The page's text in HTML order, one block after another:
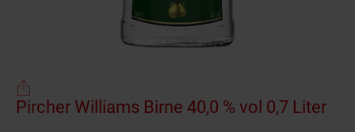
Pircher Williams Birne 40,0 % vol 0,7 Liter